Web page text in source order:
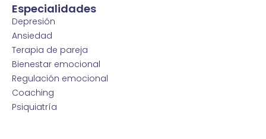
Especialidades
Depresión
Ansiedad
Terapia de pareja
Bienestar emocional
Regulación emocional
Coaching
Psiquiatría